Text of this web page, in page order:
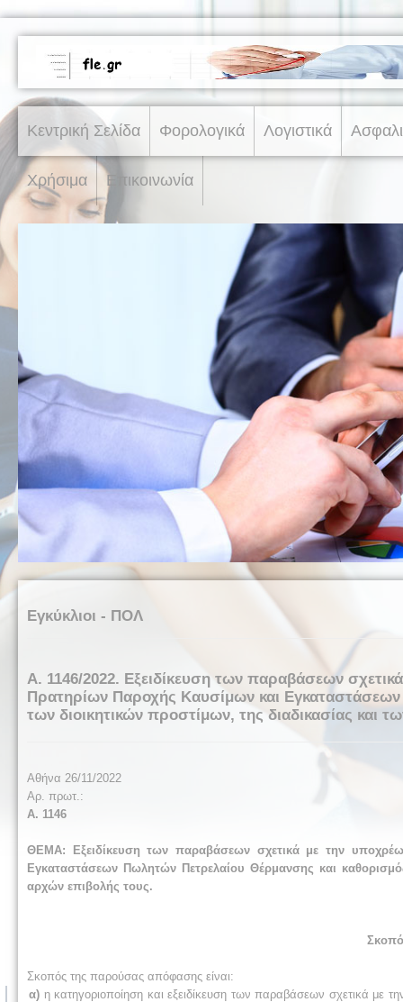
Κεντρική Σελίδα Φορολογικά Λογιστικά
Χρήσιμα Επικοινωνία
Εγκύκλιοι - ΠΟΛ
Α. 1146/2022. Εξειδίκευση των παραβάσεων
Πρατηρίων Παροχής Καυσίμων και
των διοικητικών προστίμων, της διαδικασίας και
Αθήνα 26/11/2022
Αρ. πρωτ.:
Α. 1146
ΘΕΜΑ: Εξειδίκευση των παραβάσεων σχετικά με την
Εγκαταστάσεων Πωλητών Πετρελαίου Θέρμανσης και
αρχών επιβολής τους.
Σκοπός της παρούσας απόφασης είναι:
α) η κατηγοριοποίηση και εξειδίκευση των παραβάσεων σχετικά